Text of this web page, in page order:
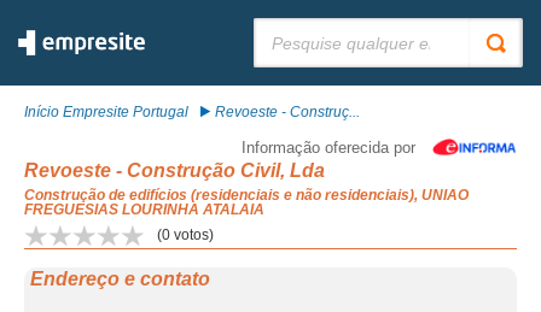
Início Empresite Portugal Revoeste - Construç...
Informação oferecida por
Revoeste - Construção Civil, Lda
Construção de edifícios (residenciais e não residenciais), UNIAO
FREGUESIAS LOURINHA ATALAIA
(0 votos)
Endereço e contato